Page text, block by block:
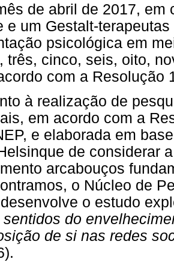
de abril de 2017,
e um Gestalt-
psicológica em
três, cinco, seis, oito,
com a Resolução
à realização de
em acordo com a
e elaborada em
de considerar
arcabouços
o Núcleo de
o estudo
do
de si nas redes